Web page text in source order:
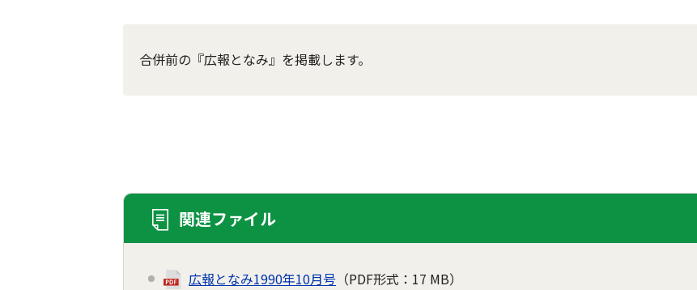
合併前の『広報となみ』を掲載します。
関連ファイル
広報となみ1990年10月号 （PDF形式：17 MB）